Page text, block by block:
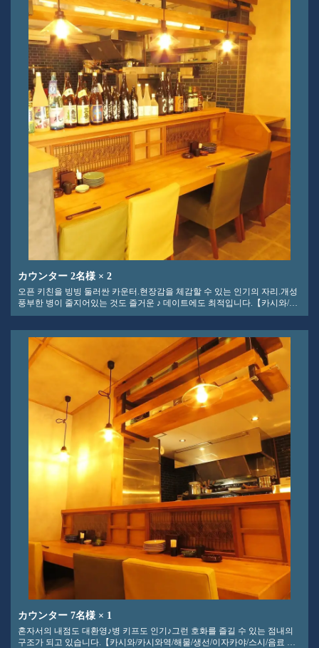
カウンター 2名様 × 2
오픈 키친을 빙빙 둘러싼 카운터.현장감을 체감할 수 있는 인기의 자리.개성
풍부한 병이 줄지어있는 것도 즐거운 ♪ 데이트에도 최적입니다.【카시와/카
시와역/해물/생선/이자카야/스시/음료 무제한/생일/데이트/접대/연회/송년회/
カウンター 7名様 × 1
혼자서의 내점도 대환영♪병 키프도 인기♪그런 호화를 즐길 수 있는 점내의
구조가 되고 있습니다.【카시와/카시와역/해물/생선/이자카야/스시/음료 무
この店舗情報をシェアする
좌석 | さかなの秀彩 柏本店
千葉県柏市柏３-3-17 サザナミビル1F
https://syusai-kashiwa.owst.jp/seats
お店情報をコピー
閉じる